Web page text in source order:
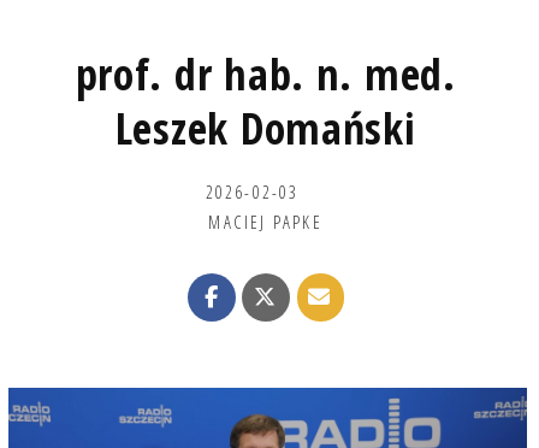
prof. dr hab. n. med.
Leszek Domański
2026-02-03
MACIEJ PAPKE